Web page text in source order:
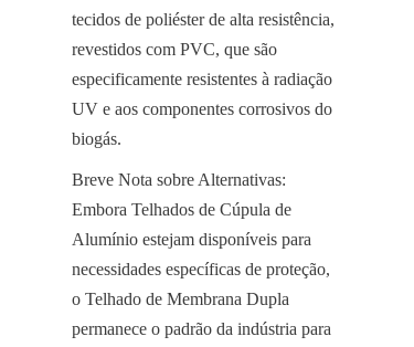
tecidos de poliéster de alta resistência,
revestidos com PVC, que são
especificamente resistentes à radiação
UV e aos componentes corrosivos do
biogás.
Breve Nota sobre Alternativas:
Embora Telhados de Cúpula de
Alumínio estejam disponíveis para
necessidades específicas de proteção,
o Telhado de Membrana Dupla
permanece o padrão da indústria para